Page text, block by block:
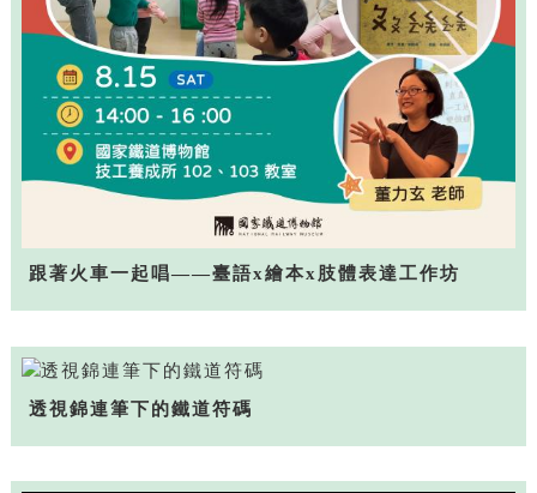
跟著火車一起唱——臺語x繪本x肢體表達工作坊
透視錦連筆下的鐵道符碼